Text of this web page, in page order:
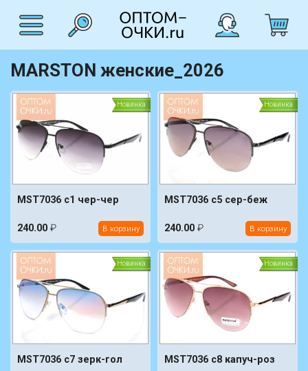
MARSTON женские_2026
Новинка
MST7036 c1 чер-чер
240.00 ₽ В корзину
Новинка
MST7036 c5 сер-беж
240.00 ₽ В корзину
Новинка
MST7036 c7 зерк-гол
Новинка
MST7036 c8 капуч-роз